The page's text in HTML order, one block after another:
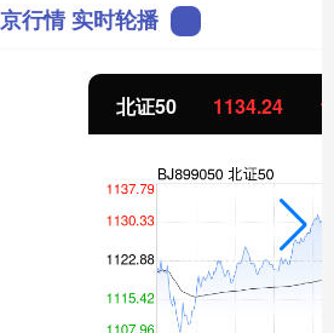
行情 实时轮播
11.37 1.01%